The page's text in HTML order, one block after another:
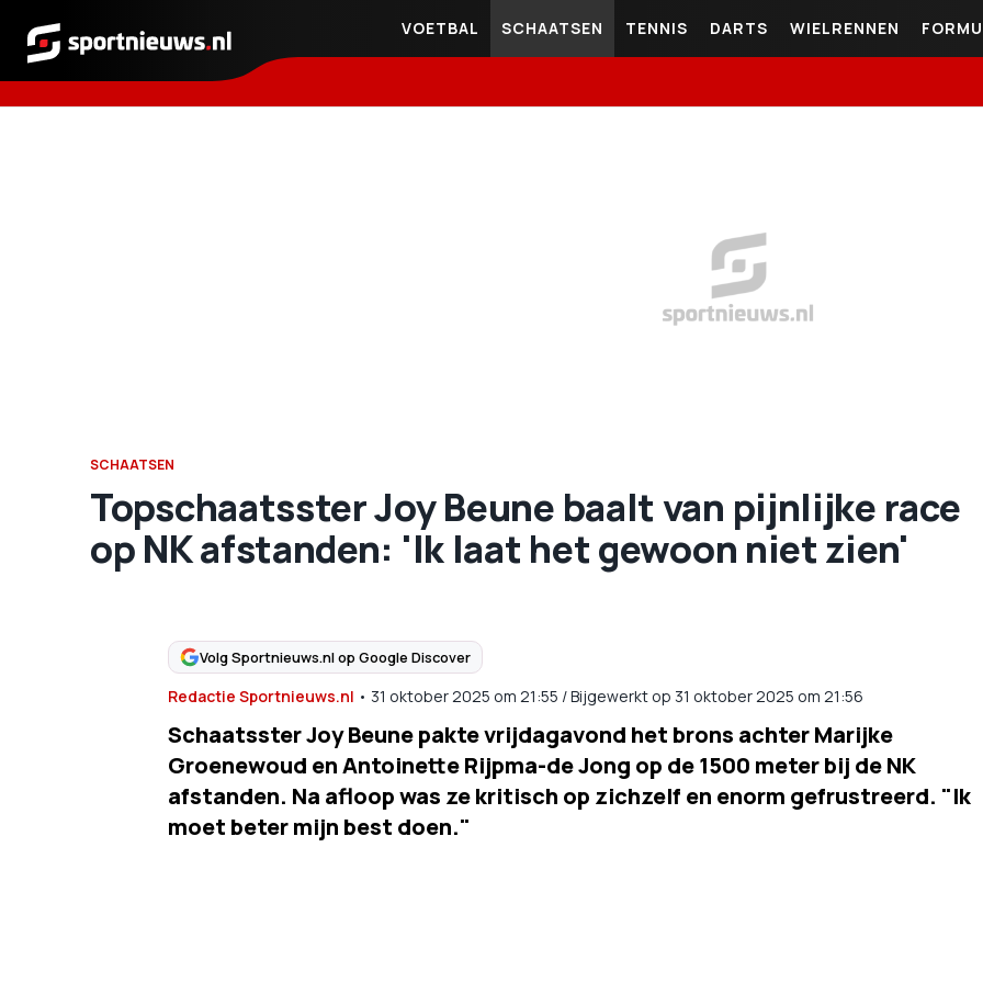
Sportnieuws.nl
VOETBAL SCHAATSEN TENNIS DARTS WIELRENNEN
SCHAATSEN
Topschaatsster Joy Beune baalt van pijnlijke race
op NK afstanden: 'Ik laat het gewoon niet zien'
Volg Sportnieuws.nl op Google Discover
Redactie Sportnieuws.nl • 31 oktober 2025 om 21:55 /Bijgewerkt op 31 oktober 2025 om 21:56
Schaatsster Joy Beune pakte vrijdagavond het brons achter Marijke
Groenewoud en Antoinette Rijpma-de Jong op de 1500 meter bij de NK
afstanden. Na afloop was ze kritisch op zichzelf en enorm gefrustreerd. "Ik
moet beter mijn best doen."